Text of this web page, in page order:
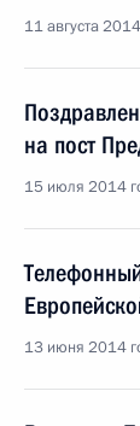
11 августа
на пост
15 июля 2014
13 июня 2014